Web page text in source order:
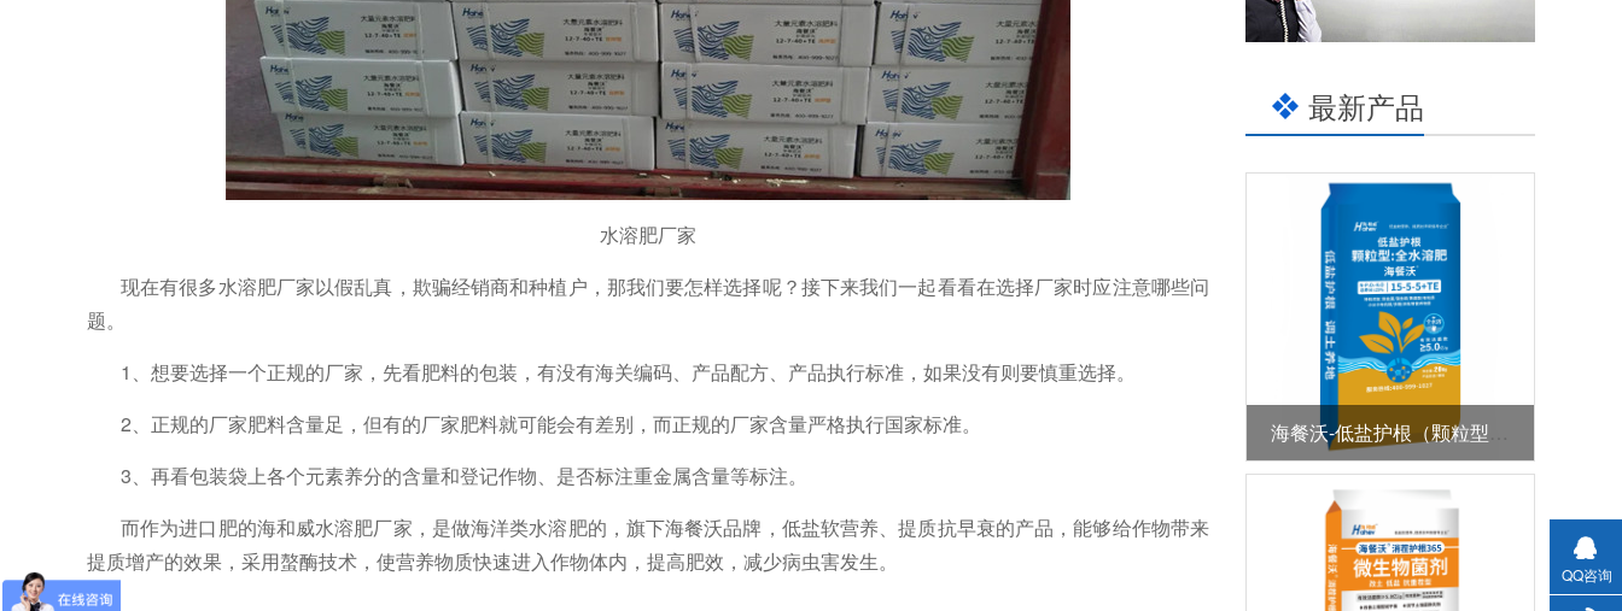
水溶肥厂家
现在有很多水溶肥厂家以假乱真，欺骗经销商和种植户，那我们要怎样选择呢？接下来我们一起看看在选择厂家时应注意哪些问
题。
1、想要选择一个正规的厂家，先看肥料的包装，有没有海关编码、产品配方、产品执行标准，如果没有则要慎重选择。
2、 正规的厂家肥料含量足，但有的厂家肥料就可能会有差别，而正规的厂家含量严格执行国家标准。
3、再看包装袋上各个元素养分的含量和登记作物、是否标注重金属含量等标注。
而作为进口肥的海和威水溶肥厂家，是做海洋类水溶肥的，旗下海餐沃品牌，低盐软营养、提质抗早衰的产品，能够给作物带来
提质增产的效果，采用螯酶技术，使营养物质快速进入作物体内，提高肥效，减少病虫害发生。
最新产品
海餐沃-低盐护根（颗粒型全水溶肥）
QQ咨询